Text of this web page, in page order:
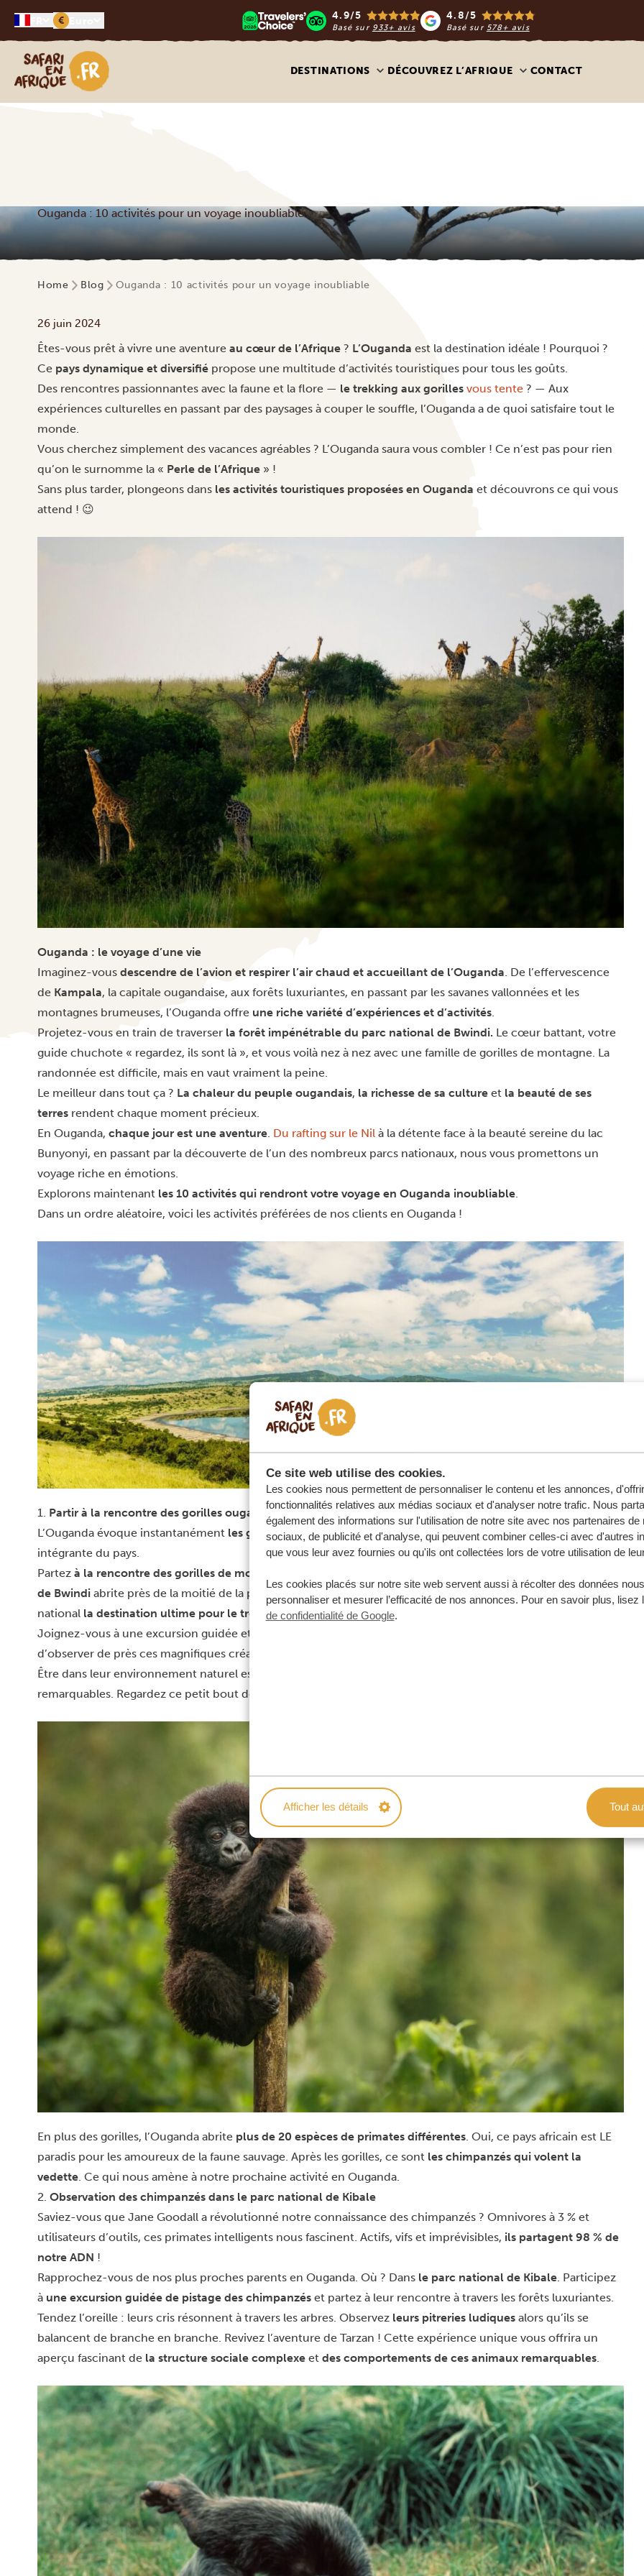
Ce site web utilise des cookies.
Les cookies nous permettent de personnaliser le contenu et les annonces,
fonctionnalités relatives aux médias sociaux et d'analyser notre trafic. Nous
également des informations sur l'utilisation de notre site avec nos partenaires de
sociaux, de publicité et d'analyse, qui peuvent combiner celles-ci avec d'autres
que vous leur avez fournies ou qu'ils ont collectées lors de votre utilisation de
Les cookies placés sur notre site web servent aussi à récolter des données
personnaliser et mesurer l’efficacité de nos annonces. Pour en savoir plus, lisez
de confidentialité de Google.
Afficher les détails Tout
€ 4.9/5
Basé sur 933+ avis
4.8/5
Basé sur 578+ avis
Safari en Afrique
DESTINATIONS DÉCOUVREZ L’AFRIQUE CONTACT
Ouganda : 10 activités pour un voyage inoubliable
Home Blog Ouganda : 10 activités pour un voyage inoubliable
26 juin 2024
Êtes-vous prêt à vivre une aventure au cœur de l’Afrique ? L’Ouganda est la destination idéale ! Pourquoi ?
Ce pays dynamique et diversifié propose une multitude d’activités touristiques pour tous les goûts.
Des rencontres passionnantes avec la faune et la flore — le trekking aux gorilles vous tente ? — Aux
expériences culturelles en passant par des paysages à couper le souffle, l’Ouganda a de quoi satisfaire tout le
monde.
Vous cherchez simplement des vacances agréables ? L’Ouganda saura vous combler ! Ce n’est pas pour rien
qu’on le surnomme la « Perle de l’Afrique » !
Sans plus tarder, plongeons dans les activités touristiques proposées en Ouganda et découvrons ce qui vous
attend ! 😉
Ouganda : le voyage d’une vie
Imaginez-vous descendre de l’avion et respirer l’air chaud et accueillant de l’Ouganda. De l’effervescence
de Kampala, la capitale ougandaise, aux forêts luxuriantes, en passant par les savanes vallonnées et les
montagnes brumeuses, l’Ouganda offre une riche variété d’expériences et d’activités.
Projetez-vous en train de traverser la forêt impénétrable du parc national de Bwindi. Le cœur battant, votre
guide chuchote « regardez, ils sont là », et vous voilà nez à nez avec une famille de gorilles de montagne. La
randonnée est difficile, mais en vaut vraiment la peine.
Le meilleur dans tout ça ? La chaleur du peuple ougandais, la richesse de sa culture et la beauté de ses
terres rendent chaque moment précieux.
En Ouganda, chaque jour est une aventure. Du rafting sur le Nil à la détente face à la beauté sereine du lac
Bunyonyi, en passant par la découverte de l’un des nombreux parcs nationaux, nous vous promettons un
voyage riche en émotions.
Explorons maintenant les 10 activités qui rendront votre voyage en Ouganda inoubliable.
Dans un ordre aléatoire, voici les activités préférées de nos clients en Ouganda !
1. Partir à la rencontre des gorilles ougandais
L’Ouganda évoque instantanément les gorilles, et à juste titre ! Ces créatures majestueuses font partie
intégrante du pays.
Partez à la rencontre des gorilles de montagne
de Bwindi abrite près de la moitié de la population mondiale de gorilles de montagne. Cela fait de ce parc
national la destination ultime pour le trekking aux gorilles en Ouganda.
Joignez-vous à une excursion guidée et aventurez-vous dans les forêts denses, où vous aurez la chance
d’observer de près ces magnifiques créatures.
Être dans leur environnement naturel est une expérience magique qui vous laissera des souvenirs
remarquables. Regardez ce petit bout de chou adorable !
En plus des gorilles, l’Ouganda abrite plus de 20 espèces de primates différentes. Oui, ce pays africain est LE
paradis pour les amoureux de la faune sauvage. Après les gorilles, ce sont les chimpanzés qui volent la
vedette. Ce qui nous amène à notre prochaine activité en Ouganda.
2. Observation des chimpanzés dans le parc national de Kibale
Saviez-vous que Jane Goodall a révolutionné notre connaissance des chimpanzés ? Omnivores à 3 % et
utilisateurs d’outils, ces primates intelligents nous fascinent. Actifs, vifs et imprévisibles, ils partagent 98 % de
notre ADN !
Rapprochez-vous de nos plus proches parents en Ouganda. Où ? Dans le parc national de Kibale. Participez
à une excursion guidée de pistage des chimpanzés et partez à leur rencontre à travers les forêts luxuriantes.
Tendez l’oreille : leurs cris résonnent à travers les arbres. Observez leurs pitreries ludiques alors qu’ils se
balancent de branche en branche. Revivez l’aventure de Tarzan ! Cette expérience unique vous offrira un
aperçu fascinant de la structure sociale complexe et des comportements de ces animaux remarquables.